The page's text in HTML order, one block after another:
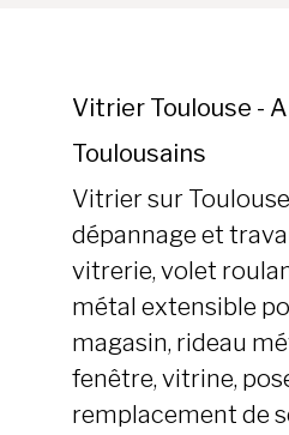
Vitrier Toulouse -
Toulousains
Vitrier sur
dépannage et
vitrerie, volet
métal extensible
magasin, rideau
fenêtre, vitrine,
remplacement de